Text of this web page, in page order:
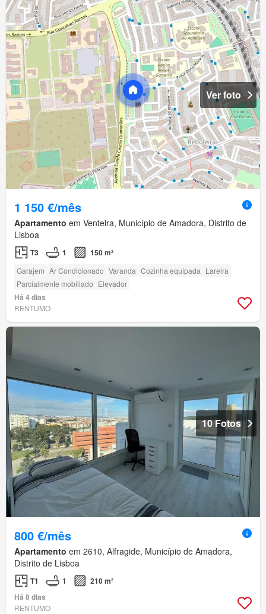
Ver foto
1 150 €/mês
Apartamento em Venteira, Município de Amadora, Distrito de
Lisboa
T3 1 150 m²
Garajem Ar Condicionado Varanda Cozinha equipada Lareira
Parcialmente mobiliado Elevador
Há 4 dias
RENTUMO
10 Fotos
800 €/mês
Apartamento em 2610, Alfragide, Município de Amadora,
Distrito de Lisboa
T1 1
210 m²
Há 8 dias
RENTUMO